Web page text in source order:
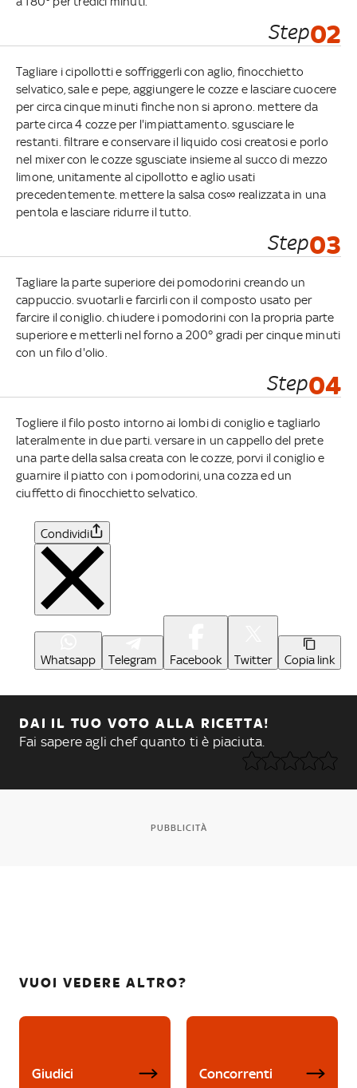
Step02
Tagliare i cipollotti e soffriggerli con aglio, finocchietto
selvatico, sale e pepe, aggiungere le cozze e lasciare cuocere
per circa cinque minuti finche non si aprono. mettere da
parte circa 4 cozze per l'impiattamento. sgusciare le
restanti. filtrare e conservare il liquido cosi creatosi e porlo
nel mixer con le cozze sgusciate insieme al succo di mezzo
limone, unitamente al cipollotto e aglio usati
precedentemente. mettere la salsa cos∞ realizzata in una
pentola e lasciare ridurre il tutto.
Step03
Tagliare la parte superiore dei pomodorini creando un
cappuccio. svuotarli e farcirli con il composto usato per
farcire il coniglio. chiudere i pomodorini con la propria parte
superiore e metterli nel forno a 200° gradi per cinque minuti
con un filo d'olio.
Step04
Togliere il filo posto intorno ai lombi di coniglio e tagliarlo
lateralmente in due parti. versare in un cappello del prete
una parte della salsa creata con le cozze, porvi il coniglio e
guarnire il piatto con i pomodorini, una cozza ed un
ciuffetto di finocchietto selvatico.
Condividi
Whatsapp Telegram Facebook Twitter Copia link
DAI IL TUO VOTO ALLA RICETTA!
Fai sapere agli chef quanto ti è piaciuta.
PUBBLICITÀ
VUOI VEDERE ALTRO?
Giudici Concorrenti